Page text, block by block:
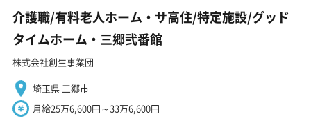
介護職/有料老人ホーム・サ高住/特定施設/グッド
タイムホーム・三郷弐番館
株式会社創生事業団
埼玉県 三郷市
月給25万6,600円～33万6,600円